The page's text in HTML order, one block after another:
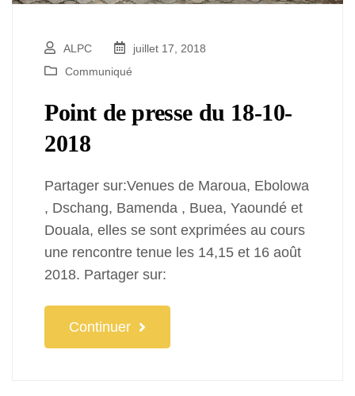
ALPC
juillet 17, 2018
Communiqué
Point de presse du 18-10-
2018
Partager sur:Venues de Maroua, Ebolowa
, Dschang, Bamenda , Buea, Yaoundé et
Douala, elles se sont exprimées au cours
une rencontre tenue les 14,15 et 16 août
2018. Partager sur:
Continuer